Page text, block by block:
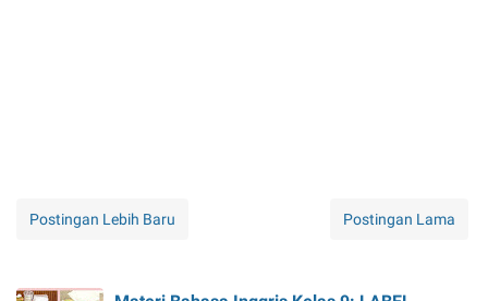
Postingan Lebih Baru Postingan Lama